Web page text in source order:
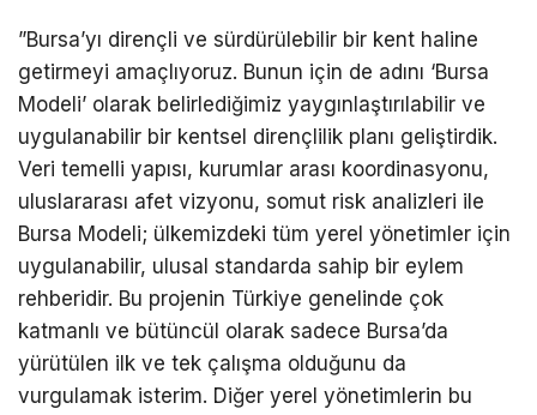
​”Bursa’yı dirençli ve sürdürülebilir bir kent haline
getirmeyi amaçlıyoruz. Bunun için de adını ‘Bursa
Modeli’ olarak belirlediğimiz yaygınlaştırılabilir ve
uygulanabilir bir kentsel dirençlilik planı geliştirdik.
Veri temelli yapısı, kurumlar arası koordinasyonu,
uluslararası afet vizyonu, somut risk analizleri ile
Bursa Modeli; ülkemizdeki tüm yerel yönetimler için
uygulanabilir, ulusal standarda sahip bir eylem
rehberidir. Bu projenin Türkiye genelinde çok
katmanlı ve bütüncül olarak sadece Bursa’da
yürütülen ilk ve tek çalışma olduğunu da
vurgulamak isterim. Diğer yerel yönetimlerin bu